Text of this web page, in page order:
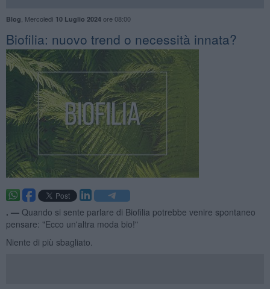
Blog Mercoledì 10 Luglio 2024ore 08:00
​Biofilia: nuovo trend o necessità innata?
. — Quando si sente parlare di Biofilia potrebbe venire spontaneo
pensare: "Ecco un'altra moda bio!"
Niente di più sbagliato.